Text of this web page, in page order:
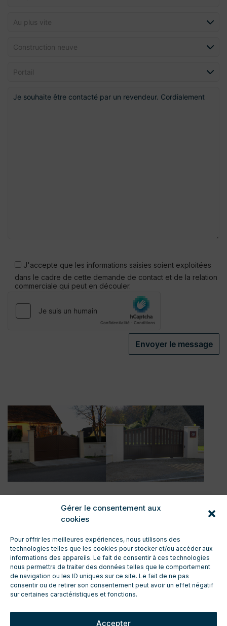
Gérer le consentement aux
cookies
Pour offrir les meilleures expériences, nous utilisons des
technologies telles que les cookies pour stocker et/ou accéder aux
informations des appareils. Le fait de consentir à ces technologies
nous permettra de traiter des données telles que le comportement
de navigation ou les ID uniques sur ce site. Le fait de ne pas
consentir ou de retirer son consentement peut avoir un effet négatif
sur certaines caractéristiques et fonctions.
Accepter
laisser
ce
champ
vide.
J'accepte que les informations saisies soient exploitées
dans le cadre de cette demande de contact et de la relation
commerciale qui peut en découler.
CONTACT
ENTRETIEN ET TECHNIQUE
ESPACE PRO